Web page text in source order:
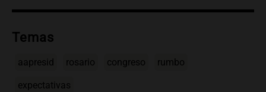
Temas
aapresid rosario congreso rumbo
expectativas